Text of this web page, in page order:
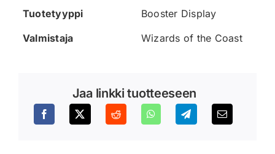
Tuotetyyppi
Booster Display
Valmistaja
Wizards of the Coast
Jaa linkki tuotteeseen